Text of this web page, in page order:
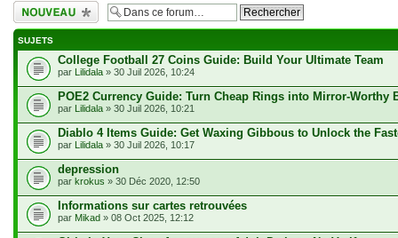
Écrire un nouveau
sujet
SUJETS
College Football 27 Coins Guide: Build Your Ultimate Team
par Lilidala » 30 Juil 2026, 10:24
POE2 Currency Guide: Turn Cheap Rings into Mirror-Worthy
par Lilidala » 30 Juil 2026, 10:21
Diablo 4 Items Guide: Get Waxing Gibbous to Unlock the
par Lilidala » 30 Juil 2026, 10:17
depression
par krokus » 30 Déc 2020, 12:50
Informations sur cartes retrouvées
par Mikad » 08 Oct 2025, 12:12